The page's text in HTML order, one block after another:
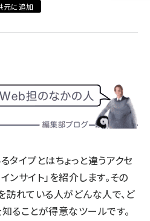
元に追加
タイプとはちょっと違うアクセ
サイト」を紹介します。その
訪れている人がどんな人で、ど
ることが得意なツールです。